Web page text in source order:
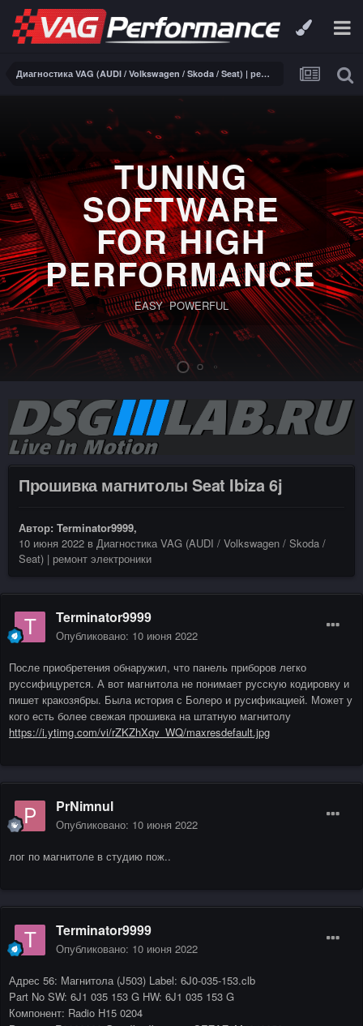
Диагностика VAG (AUDI / Volkswagen / Skoda / Seat) | ремонт электроники
TUNING
SOFTWARE
FOR HIGH
PERFORMANCE
EASY POWERFUL
Прошивка магнитолы Seat Ibiza 6j
Автор: Terminator9999,
10 июня 2022 в Диагностика VAG (AUDI / Volkswagen / Skoda /
Seat) | ремонт электроники
Terminator9999
Опубликовано: 10 июня 2022
После приобретения обнаружил, что панель приборов легко
руссифицурется. А вот магнитола не понимает русскую кодировку и
пишет кракозябры. Была история с Болеро и русификацией. Может у
кого есть более свежая прошивка на штатную магнитолу
https://i.ytimg.com/vi/rZKZhXqv_WQ/maxresdefault.jpg
PrNimnul
Опубликовано: 10 июня 2022
лог по магнитоле в студию пож..
Terminator9999
Опубликовано: 10 июня 2022
Адрес 56: Магнитола (J503) Label: 6J0-035-153.clb
Part No SW: 6J1 035 153 G HW: 6J1 035 153 G
Компонент: Radio H15 0204